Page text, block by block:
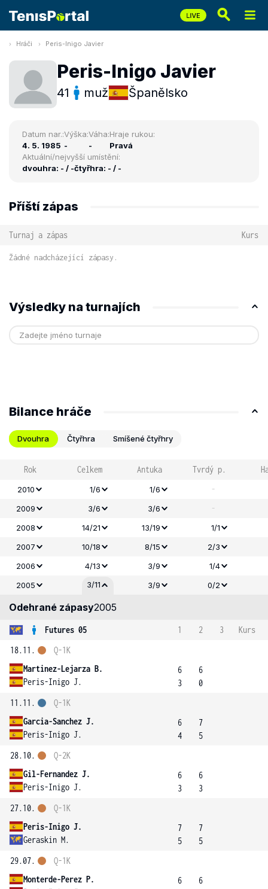
Hráči Peris-Inigo Javier
Peris-Inigo Javier
41 muž Španělsko
Datum nar.:
4. 5. 1985
Výška:
-
Váha:
-
Hraje rukou:
Pravá
Aktuální/nejvyšší umístění:
dvouhra: - / -čtyřhra: - / -
Příští zápas
Turnaj a zápas Kurs
Žádné nadcházející zápasy.
Výsledky na turnajích
Bilance hráče
Dvouhra Čtyřhra Smíšené čtyřhry
Rok Celkem Antuka Tvrdý p.
2010 1/6 1/6 -
2009 3/6 3/6 -
2008 14/21 13/19
1/1
2007
10/18 8/15
2/3
2006
4/13 3/9
1/4
2005
3/11 3/9 0/2
Odehrané zápasy2005
Futures 05 1 2 3
Kurs
18.11.
Martinez-Lejarza B.
Peris-Inigo J.
Q-1K
6
3
6
0
11.11.
Garcia-Sanchez J.
Peris-Inigo J.
Q-1K
6
4
7
5
28.10.
Gil-Fernandez J.
Peris-Inigo J.
Q-2K
6
3
6
3
27.10.
Peris-Inigo J.
Geraskin M.
Q-1K
7
5
7
5
29.07.
Monterde-Perez P.
Q-1K
6
6